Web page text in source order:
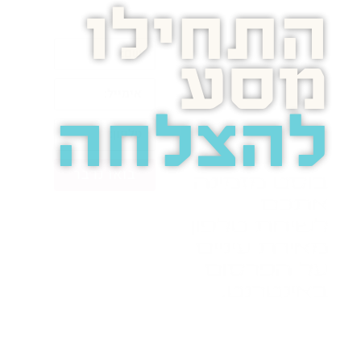
התחילו
מסע
להצלחה
בואו נדבר